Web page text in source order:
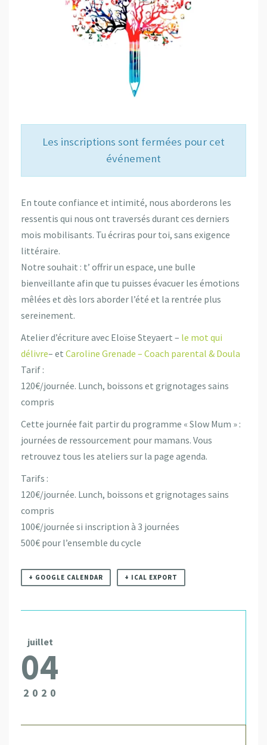
Les inscriptions sont fermées pour cet
événement
En toute confiance et intimité, nous aborderons les
ressentis qui nous ont traversés durant ces derniers
mois mobilisants. Tu écriras pour toi, sans exigence
littéraire.
Notre souhait : t’ offrir un espace, une bulle
bienveillante afin que tu puisses évacuer les émotions
mêlées et dès lors aborder l’été et la rentrée plus
sereinement.
Atelier d’écriture avec Eloïse Steyaert – le mot qui
délivre– et Caroline Grenade – Coach parental & Doula
Tarif :
120€/journée. Lunch, boissons et grignotages sains
compris
Cette journée fait partir du programme « Slow Mum » :
journées de ressourcement pour mamans. Vous
retrouvez tous les ateliers sur la page agenda.
Tarifs :
120€/journée. Lunch, boissons et grignotages sains
compris
100€/journée si inscription à 3 journées
500€ pour l’ensemble du cycle
+ GOOGLE CALENDAR + ICAL EXPORT
juillet
04
2020